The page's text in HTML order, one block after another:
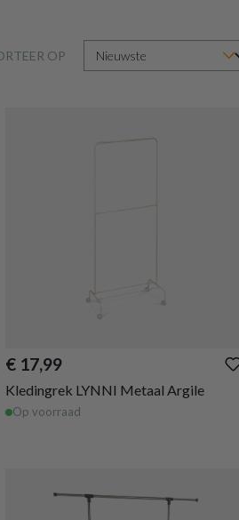
OP
€ 17,99
Kledingrek LYNNI Metaal Argile
Op voorraad